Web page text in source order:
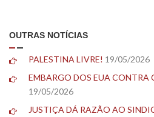
OUTRAS NOTÍCIAS
PALESTINA LIVRE! 19/05/2026
EMBARGO DOS EUA CONTRA
19/05/2026
JUSTIÇA DÁ RAZÃO AO